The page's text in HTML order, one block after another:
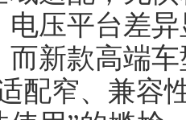
电压平台差
而新款高端
配窄、兼容